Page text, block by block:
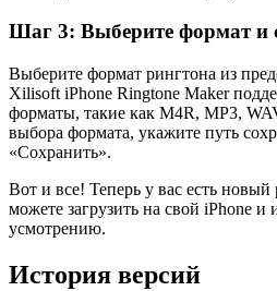
Шаг 3: Выберите формат и
Выберите формат рингтона из
Xilisoft iPhone Ringtone Maker
форматы, такие как M4R, MP3,
выбора формата, укажите путь
«Сохранить».
Вот и все! Теперь у вас есть
можете загрузить на свой iPhone и
усмотрению.
История версий